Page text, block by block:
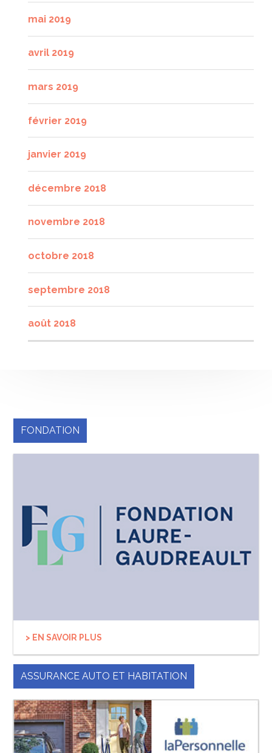
mai 2019
avril 2019
mars 2019
février 2019
janvier 2019
décembre 2018
novembre 2018
octobre 2018
septembre 2018
août 2018
FONDATION
> EN SAVOIR PLUS
ASSURANCE AUTO ET HABITATION